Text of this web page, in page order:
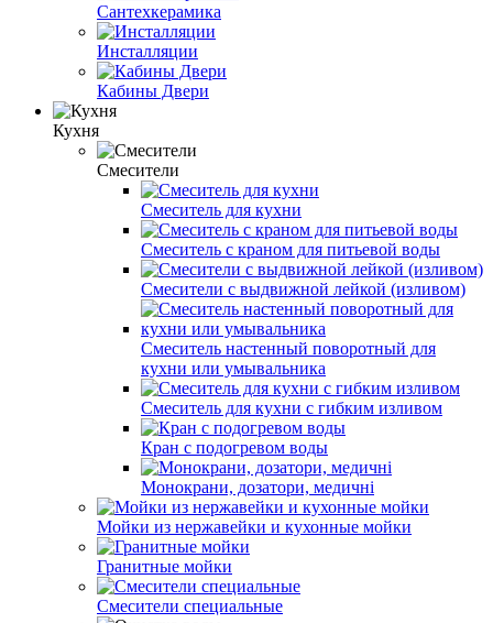
Сантехкерамика
Инсталляции
Кабины Двери
Кухня
Смесители
Смеситель для кухни
Смеситель с краном для питьевой воды
Смесители с выдвижной лейкой (изливом)
Смеситель настенный поворотный для
кухни или умывальника
Смеситель для кухни с гибким изливом
Кран с подогревом воды
Монокрани, дозатори, медичні
Мойки из нержавейки и кухонные мойки
Гранитные мойки
Смесители специальные